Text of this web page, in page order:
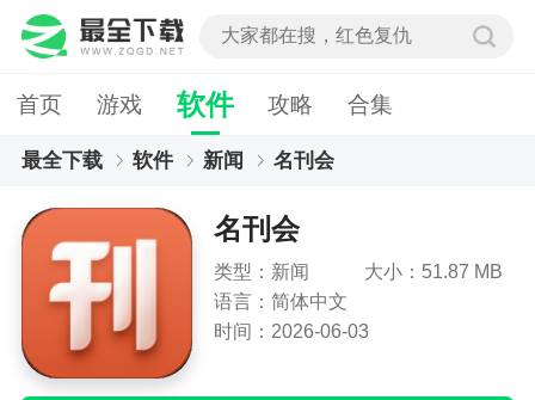
首页 游戏 软件 攻略 合集
最全下载 软件 新闻 名刊会
名刊会
类型：新闻
大小：51.87 MB
语言：简体中文
时间：2026-06-03